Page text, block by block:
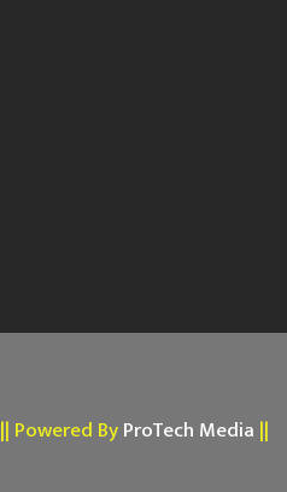
|| Powered ByProTech Media ||